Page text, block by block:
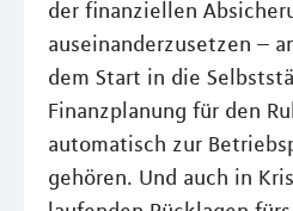
der finanziellen
auseinanderzusetzen –
dem Start in die
Finanzplanung für den
automatisch zur
gehören. Und auch in